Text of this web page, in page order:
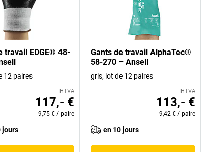
travail EDGE® 48-
12 paires
HTVA
117,- €
9,75 € /paire
jours
Gants de travail AlphaTec®
58-270 – Ansell
gris, lot de 12 paires
HTVA
113,- €
9,42 € / paire
en 10 jours